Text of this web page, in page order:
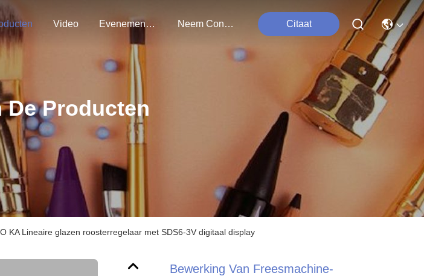
Video Evenementen Neem Contact Met Ons Op Citaat
De Producten
KA Lineaire glazen roosterregelaar met SDS6-3V digitaal display
Bewerking Van Freesmachine-